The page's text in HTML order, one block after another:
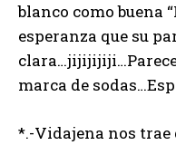
blanco como buena
esperanza que su
marca de
*.-Vidajena nos trae